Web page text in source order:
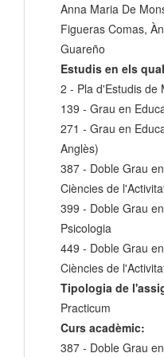
Anna Maria De
Figueras Comas,
Guareño
Estudis en els
2 - Pla d'Estudis de
139 - Grau en
271 - Grau en
Anglès)
387 - Doble Grau
Ciències de
399 - Doble Grau
Psicologia
449 - Doble Grau
Ciències de
Tipologia de
Practicum
Curs acadèmic:
387 - Doble Grau